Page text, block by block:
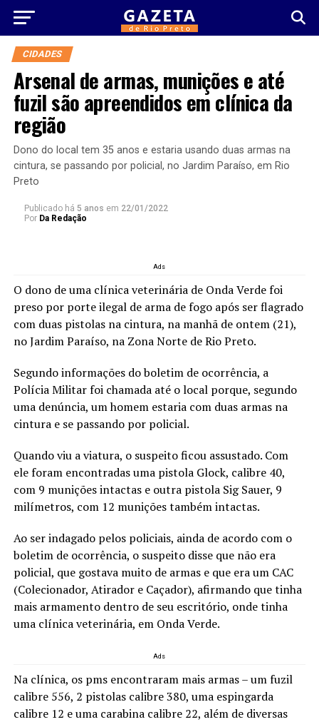
CIDADES
Arsenal de armas, munições e até
fuzil são apreendidos em clínica da
região
Dono do local tem 35 anos e estaria usando duas armas na
cintura, se passando por policial, no Jardim Paraíso, em Rio
Preto
Publicado há 5 anos em 22/01/2022
Por Da Redação
Ads
O dono de uma clínica veterinária de Onda Verde foi
preso por porte ilegal de arma de fogo após ser flagrado
com duas pistolas na cintura, na manhã de ontem (21),
no Jardim Paraíso, na Zona Norte de Rio Preto.
Segundo informações do boletim de ocorrência, a
Polícia Militar foi chamada até o local porque, segundo
uma denúncia, um homem estaria com duas armas na
cintura e se passando por policial.
Quando viu a viatura, o suspeito ficou assustado. Com
ele foram encontradas uma pistola Glock, calibre 40,
com 9 munições intactas e outra pistola Sig Sauer, 9
milímetros, com 12 munições também intactas.
Ao ser indagado pelos policiais, ainda de acordo com o
boletim de ocorrência, o suspeito disse que não era
policial, que gostava muito de armas e que era um CAC
(Colecionador, Atirador e Caçador), afirmando que tinha
mais armamento dentro de seu escritório, onde tinha
uma clínica veterinária, em Onda Verde.
Ads
Na clínica, os pms encontraram mais armas – um fuzil
calibre 556, 2 pistolas calibre 380, uma espingarda
calibre 12 e uma carabina calibre 22, além de diversas